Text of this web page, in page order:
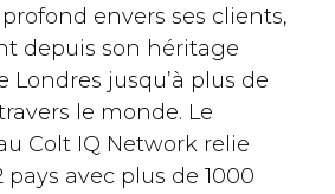
envers ses clients,
depuis son héritage
Londres jusqu’à plus de
le monde. Le
Colt IQ Network relie
pays avec plus de 1000